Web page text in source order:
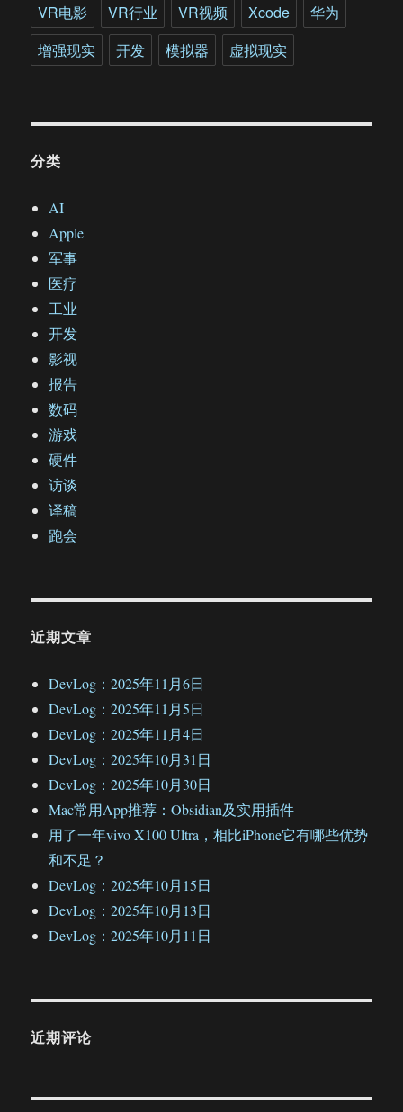
飞
速
提
升
VR电影
VR行业 VR视频 Xcode
华为
增强现实
开发 模拟器 虚拟现实
分类
AI
Apple
军事
医疗
工业
开发
影视
报告
数码
游戏
硬件
访谈
译稿
跑会
近期文章
DevLog：2025年11月6日
DevLog：2025年11月5日
DevLog：2025年11月4日
DevLog：2025年10月31日
DevLog：2025年10月30日
Mac常用App推荐：Obsidian及实用插件
用了一年vivo X100 Ultra，相比iPhone它有哪些优势
和不足？
DevLog：2025年10月15日
DevLog：2025年10月13日
DevLog：2025年10月11日
近期评论